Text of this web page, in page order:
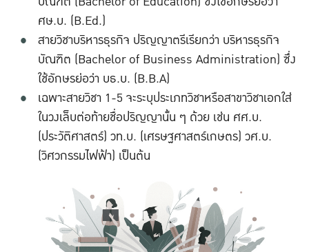
ศษ.บ. (B.Ed.)
สายวิชาบริหารธุรกิจ ปริญญาตรีเรียกว่า บริหารธุรกิจ
บัณฑิต (Bachelor of Business Administration) ซึ่ง
ใช้อักษรย่อว่า บธ.บ. (B.B.A)
เฉพาะสายวิชา 1-5 จะระบุประเภทวิชาหรือสาขาวิชาเอกใส่
ในวงเล็บต่อท้ายชื่อปริญญานั้น ๆ ด้วย เช่น ศศ.บ.
(ประวัติศาสตร์) วท.บ. (เศรษฐศาสตร์เกษตร) วศ.บ.
(วิศวกรรมไฟฟ้า) เป็นต้น